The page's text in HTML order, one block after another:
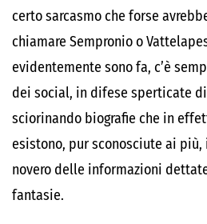
certo sarcasmo che forse
chiamare Sempronio o
evidentemente sono fa, c’è
dei social, in difese sperticate di
sciorinando biografie che in
esistono, pur sconosciute ai
novero delle informazioni
fantasie.